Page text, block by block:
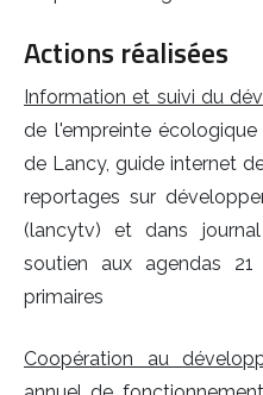
Actions réalisées
Information et suivi du
de l'empreinte
de Lancy, guide internet
reportages sur
(lancytv) et dans
soutien aux agendas
primaires
Coopération au